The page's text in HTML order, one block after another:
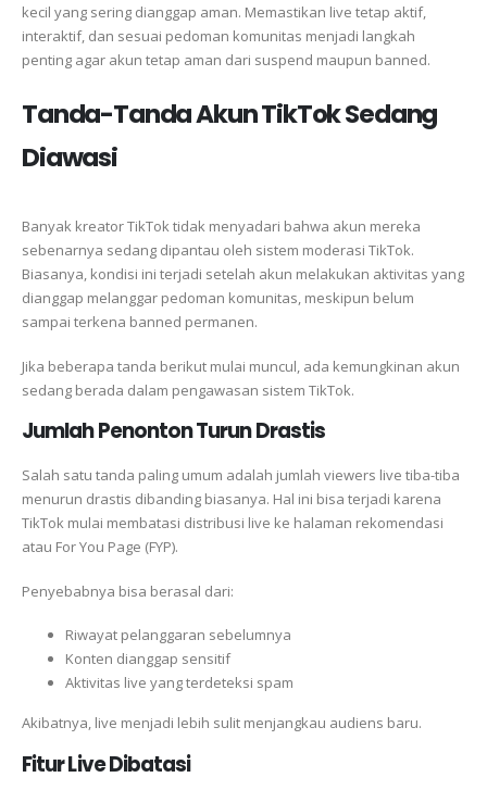
kecil yang sering dianggap aman. Memastikan live tetap aktif,
interaktif, dan sesuai pedoman komunitas menjadi langkah
penting agar akun tetap aman dari suspend maupun banned.
Tanda-Tanda Akun TikTok Sedang
Diawasi
Banyak kreator TikTok tidak menyadari bahwa akun mereka
sebenarnya sedang dipantau oleh sistem moderasi TikTok.
Biasanya, kondisi ini terjadi setelah akun melakukan aktivitas yang
dianggap melanggar pedoman komunitas, meskipun belum
sampai terkena banned permanen.
Jika beberapa tanda berikut mulai muncul, ada kemungkinan akun
sedang berada dalam pengawasan sistem TikTok.
Jumlah Penonton Turun Drastis
Salah satu tanda paling umum adalah jumlah viewers live tiba-tiba
menurun drastis dibanding biasanya. Hal ini bisa terjadi karena
TikTok mulai membatasi distribusi live ke halaman rekomendasi
atau For You Page (FYP).
Penyebabnya bisa berasal dari:
Riwayat pelanggaran sebelumnya
Konten dianggap sensitif
Aktivitas live yang terdeteksi spam
Akibatnya, live menjadi lebih sulit menjangkau audiens baru.
Fitur Live Dibatasi